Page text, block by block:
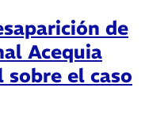
de
Acequia
el caso